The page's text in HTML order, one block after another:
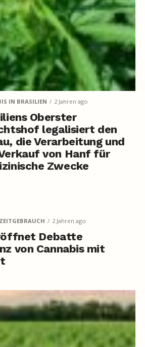
IN BRASILIEN 2 Jahren ago
Oberster
legalisiert den
die Verarbeitung und
von Hanf für
Zwecke
2 Jahren ago
Debatte
von Cannabis mit